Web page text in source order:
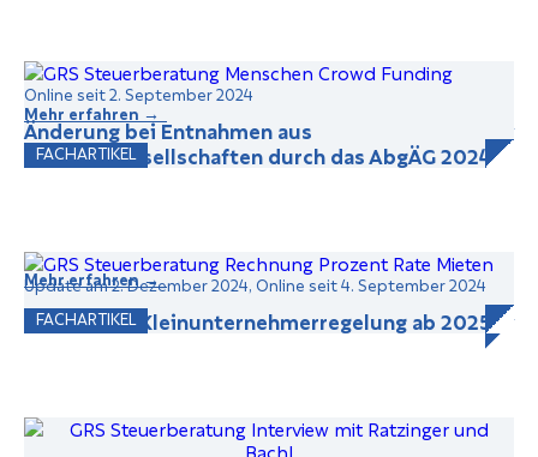
FACHARTIKEL
Online seit 2. September 2024
Änderung bei Entnahmen aus
Personengesellschaften durch das AbgÄG 2024
Mehr erfahren →
FACHARTIKEL
Update am 2. Dezember 2024, Online seit 4. September 2024
Update zur Kleinunternehmerregelung ab 2025
Mehr erfahren →